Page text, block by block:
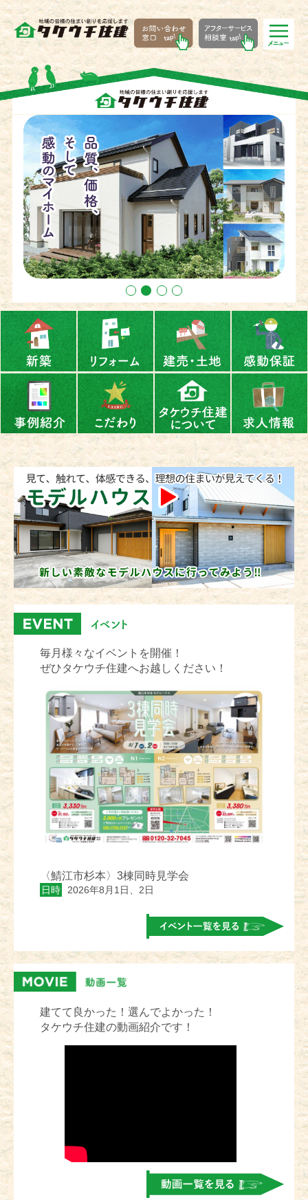
毎月様々なイベントを開催！
ぜひタケウチ住建へお越しください！
〈鯖江市杉本〉3棟同時見学会
日時 2026年8月1日、2日
建てて良かった！選んでよかった！
タケウチ住建の動画紹介です！